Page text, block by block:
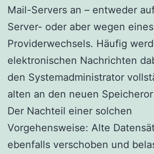
Mail-Servers an – entweder
Server- oder aber wegen eines
Providerwechsels. Häufig
elektronischen Nachrichten
den Systemadministrator
alten an den neuen
Der Nachteil einer solchen
Vorgehensweise: Alte
ebenfalls verschoben und